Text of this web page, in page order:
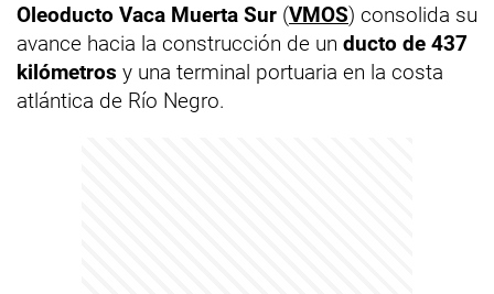
Oleoducto Vaca Muerta Sur (VMOS) consolida su
avance hacia la construcción de un ducto de 437
kilómetros y una terminal portuaria en la costa
atlántica de Río Negro.